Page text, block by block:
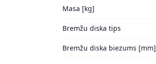
Masa [kg]
Bremžu diska tips
Bremžu diska biezums [mm]